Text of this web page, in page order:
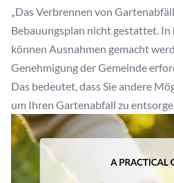
„Das Verbrennen von
Bebauungsplan nicht gestattet.
können Ausnahmen gemacht
Genehmigung der Gemeinde
Das bedeutet, dass Sie andere
um Ihren Gartenabfall zu